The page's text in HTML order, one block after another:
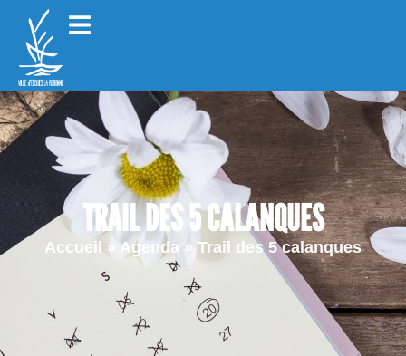
TRAIL DES 5 CALANQUES
Accueil » Agenda »Trail des 5 calanques